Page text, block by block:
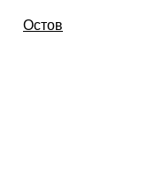
Остов